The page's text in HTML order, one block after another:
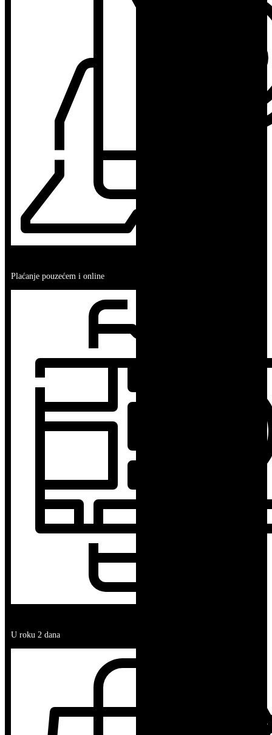
Plaćanje pouzećem i online
U roku 2 dana